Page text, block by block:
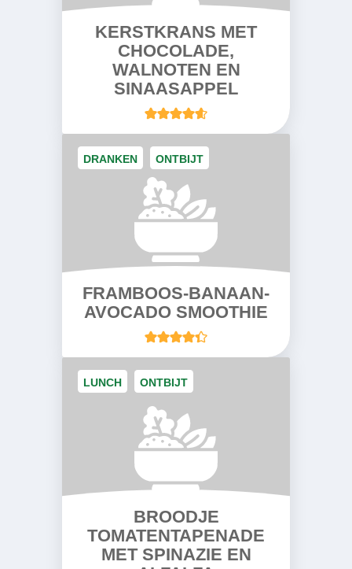
KERSTKRANS MET
CHOCOLADE,
WALNOTEN EN
SINAASAPPEL
DRANKEN ONTBIJT
FRAMBOOS-BANAAN-
AVOCADO SMOOTHIE
LUNCH ONTBIJT
BROODJE
TOMATENTAPENADE
MET SPINAZIE EN